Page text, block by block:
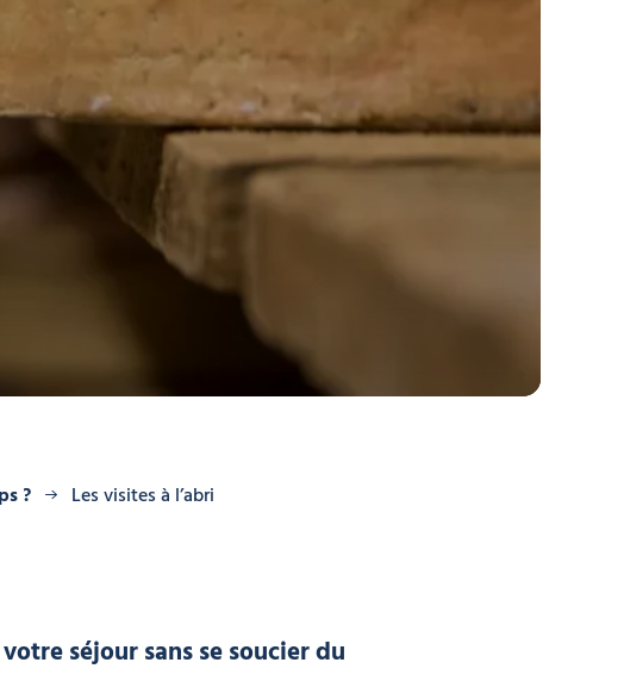
? Les visites à l’abri
séjour sans se soucier du